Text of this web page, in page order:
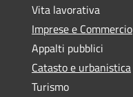
Vita lavorativa
Imprese e Commercio
Appalti pubblici
Catasto e urbanistica
Turismo